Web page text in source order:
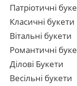
Патріотичні
Класичні букети
Вітальні букети
Романтичні
Ділові Букети
Весільні букети